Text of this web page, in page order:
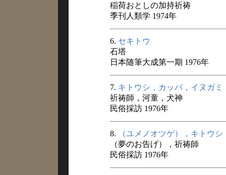
稲荷おとしの加持祈祷
季刊人類学 1974年
6. セキトウ
石塔
日本随筆大成第一期 1976年
7. キトウシ，カッパ，イヌガミ
祈祷師，河童，犬神
民俗採訪 1976年
8.
（ユメノオツゲ），キトウシ
（夢のお告げ），祈祷師
民俗採訪 1976年